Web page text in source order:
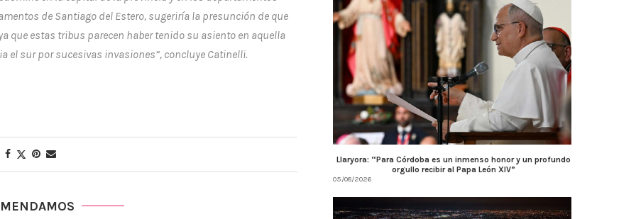
de Santiago del Estero, sugeriría la presunción de que
que estas tribus parecen haber tenido su asiento en aquella
el sur por sucesivas invasiones”, concluye Catinelli.
Llaryora: “Para Córdoba es un inmenso honor y un profundo
orgullo recibir al Papa León XIV”
05/08/2026